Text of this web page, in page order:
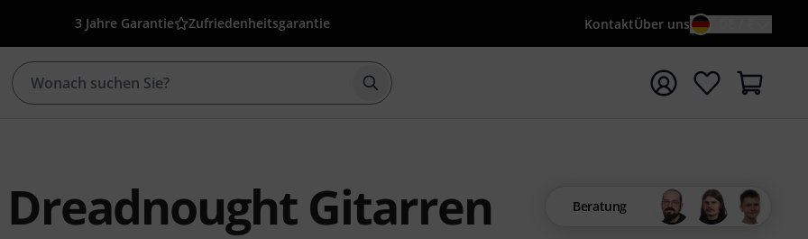
3 Jahre Garantie Zufriedenheitsgarantie KontaktÜber uns
Suche mit Suchwort {searchTerm} starten
Dreadnought Gitarren Beratung